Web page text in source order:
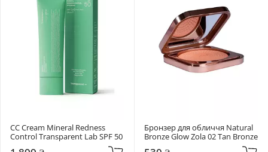
CC Cream Mineral Redness
Control Transparent Lab SPF 50
Бронзер для обличчя Natural
Bronze Glow Zola 02 Tan Bronze